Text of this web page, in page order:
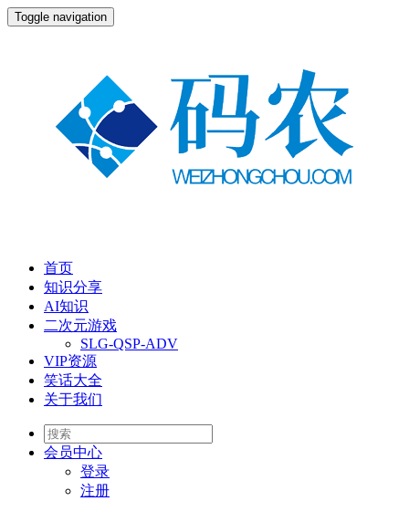
Toggle navigation
首页
知识分享
AI知识
二次元游戏
SLG-QSP-ADV
VIP资源
笑话大全
关于我们
会员中心
登录
注册